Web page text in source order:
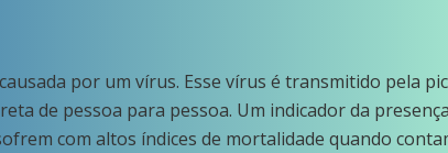
por um vírus. Esse vírus é transmitido pela
de pessoa para pessoa. Um indicador da
com altos índices de mortalidade quando